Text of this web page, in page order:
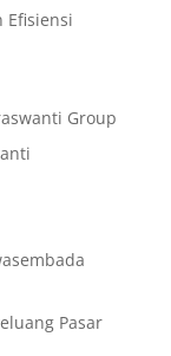
Efisiensi
Group
Pasar